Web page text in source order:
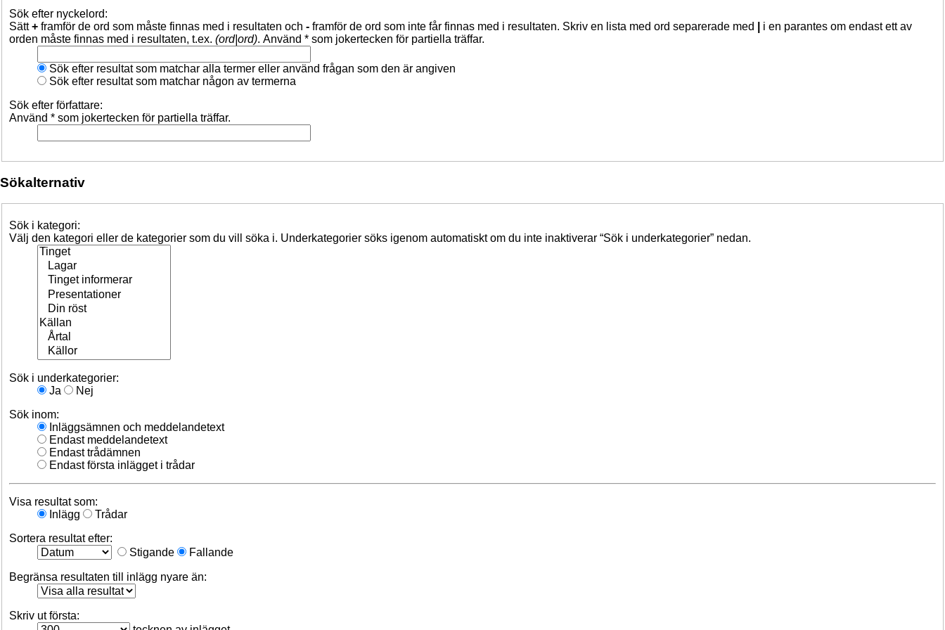
Sök efter nyckelord:
Sätt+ framför de ord som måste finnas med i resultaten och - framför de ord som inte får finnas med i resultaten. Skriv en lista med ord separerade med
i en parantes om endast ett av
orden måste finnas med i resultaten, t.ex. (ord|ord). Använd * som jokertecken för partiella träffar.
Sök efter resultat som matchar alla termer eller använd frågan som den är angiven
Sök efter resultat som matchar någon av termerna
Sök efter författare:
Använd * som jokertecken för partiella träffar.
Sökalternativ
Sök i kategori:
Välj den kategori eller de kategorier som du vill söka i. Underkategorier söks igenom automatiskt om du inte inaktiverar “Sök i underkategorier” nedan.
Sök i underkategorier:
Ja
Nej
Sök inom:
Inläggsämnen och meddelandetext
Endast meddelandetext
Endast trådämnen
Endast första inlägget i trådar
Visa resultat som:
Inlägg
Trådar
Sortera resultat efter:
Stigande
Fallande
Begränsa resultaten till inlägg nyare än:
Skriv ut första: